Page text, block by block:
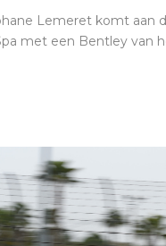
Lemeret komt aan
met een Bentley van